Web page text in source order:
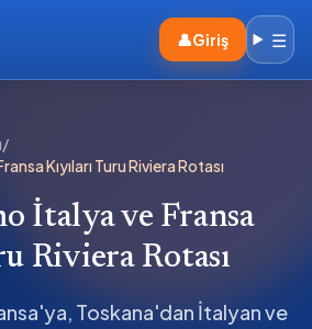
👤Giriş ☰
/
Kıyıları Turu Riviera Rotası
İtalya ve Fransa
Riviera Rotası
Toskana'dan İtalyan ve